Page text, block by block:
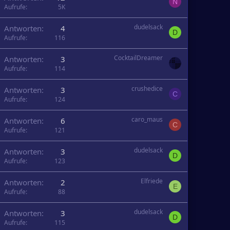
Aufrufe 5K
Antworten 4
Aufrufe 116
dudelsack
D
Antworten 3
Aufrufe 114
CocktailDreamer
Antworten 3
Aufrufe 124
crushedice
C
Antworten 6
Aufrufe 121
caro_maus
C
Antworten 3
Aufrufe 123
dudelsack
D
Antworten 2
Aufrufe 88
Elfriede
E
Antworten 3
Aufrufe 115
dudelsack
D